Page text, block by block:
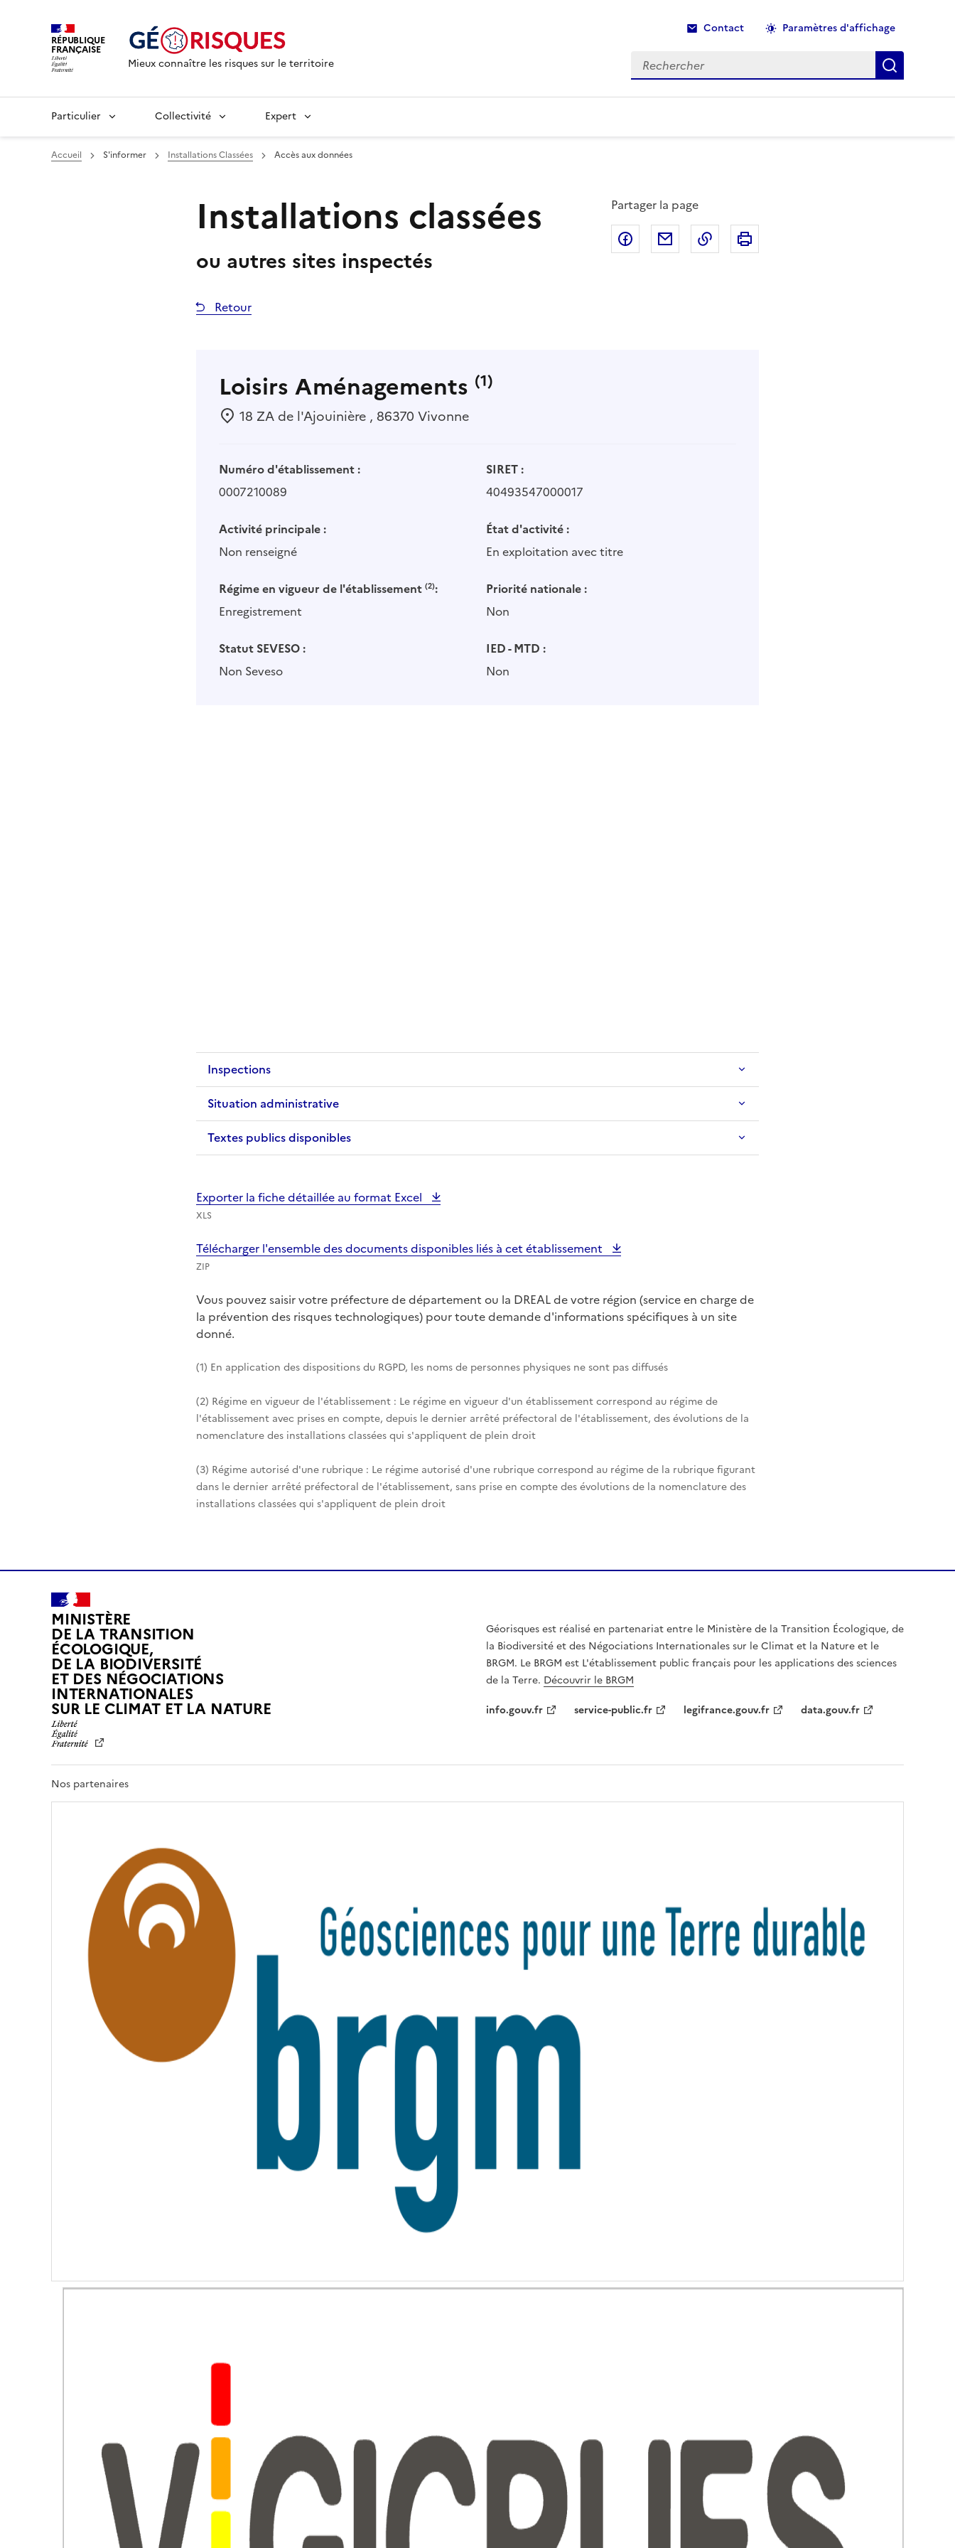
RÉPUBLIQUE
FRANÇAISE
Mieux connaître les risques sur le territoire
Contact Paramètres d'affichage
Rechercher
Recherche
Particulier Collectivité Expert
Accueil S'informer Installations Classées Accès aux données
Installations classées
ou autres sites inspectés
Partager la page
Partager sur Facebook
Partager par emailCopier dans le presse-papier
Retour
Loisirs Aménagements (1)
18 ZA de l'Ajouinière , 86370 Vivonne
Numéro d'établissement :
0007210089
SIRET :
40493547000017
Activité principale :
Non renseigné
État d'activité :
En exploitation avec titre
Régime en vigueur de l'établissement (2):
Enregistrement
Priorité nationale :
Non
Statut SEVESO :
Non Seveso
IED - MTD :
Non
Inspections
Situation administrative
Textes publics disponibles
Exporter la fiche détaillée au format Excel
XLS
Télécharger l'ensemble des documents disponibles liés à cet établissement
ZIP
Vous pouvez saisir votre préfecture de département ou la DREAL de votre région (service en charge de
la prévention des risques technologiques) pour toute demande d'informations spécifiques à un site
donné.
(1) En application des dispositions du RGPD, les noms de personnes physiques ne sont pas diffusés
(2) Régime en vigueur de l'établissement : Le régime en vigueur d'un établissement correspond au régime de
l'établissement avec prises en compte, depuis le dernier arrêté préfectoral de l'établissement, des évolutions de la
nomenclature des installations classées qui s'appliquent de plein droit
(3) Régime autorisé d'une rubrique : Le régime autorisé d'une rubrique correspond au régime de la rubrique figurant
dans le dernier arrêté préfectoral de l'établissement, sans prise en compte des évolutions de la nomenclature des
installations classées qui s'appliquent de plein droit
MINISTÈRE
DE LA TRANSITION
ÉCOLOGIQUE,
DE LA BIODIVERSITÉ
ET DES NÉGOCIATIONS
INTERNATIONALES
SUR LE CLIMAT ET LA NATUREL
R
É
R
R
N
T
Géorisques est réalisé en partenariat entre le Ministère de la Transition Écologique, de
la Biodiversité et des Négociations Internationales sur le Climat et la Nature et le
BRGM. Le BRGM est L'établissement public français pour les applications des sciences
de la Terre. Découvrir le BRGM
info.gouv.fr
service-public.fr legifrance.gouv.fr data.gouv.fr
Nos partenaires